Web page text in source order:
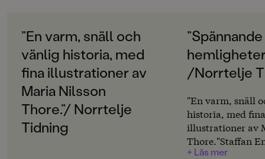
Svenska
SPRÅK
Svenska
PUBLICERINGSDATUM
2020-04-03
Produktion
”En varm, snäll och
vänlig historia, med
fina illustrationer av
Maria Nilsson
Thore.”/ Norrtelje
Tidning
”Spännande
/Norrtelje
"En varm, snäll
historia, med fina
illustrationer av
Thore."Staffan
+ Läs mer